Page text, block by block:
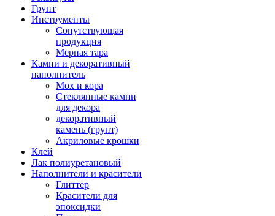
Грунт
Инструменты
Сопутствующая
продукция
Мерная тара
Камни и декоративный
наполнитель
Мох и кора
Стеклянные камни
для декора
декоративный
камень (грунт)
Акриловые крошки
Клей
Лак полиуретановый
Наполнители и красители
Глиттер
Красители для
эпоксидки